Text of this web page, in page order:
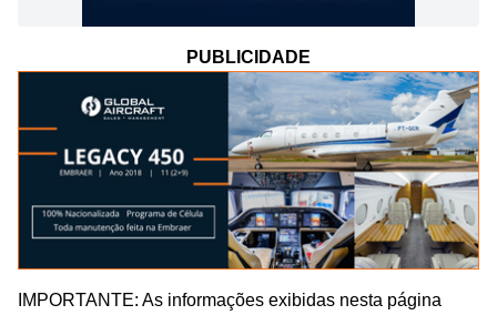
PUBLICIDADE
IMPORTANTE: As informações exibidas nesta página